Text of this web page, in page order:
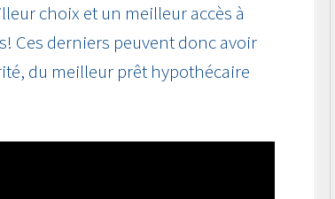
choix et un meilleur accès à
Ces derniers peuvent donc avoir
du meilleur prêt hypothécaire